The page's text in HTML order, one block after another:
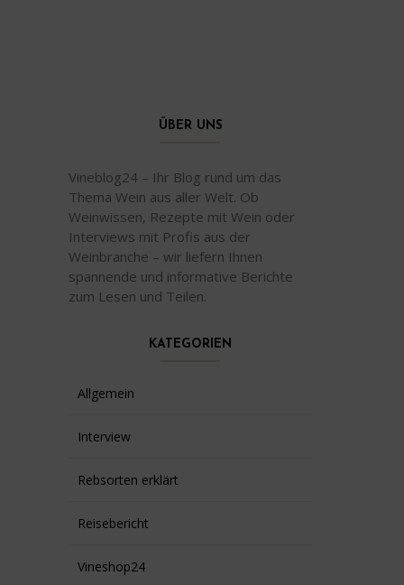
ÜBER UNS
Vineblog24 – Ihr Blog rund um das
Thema Wein aus aller Welt. Ob
Weinwissen, Rezepte mit Wein oder
Interviews mit Profis aus der
Weinbranche – wir liefern Ihnen
spannende und informative Berichte
zum Lesen und Teilen.
KATEGORIEN
Allgemein
Interview
Rebsorten erklärt
Reisebericht
Vineshop24